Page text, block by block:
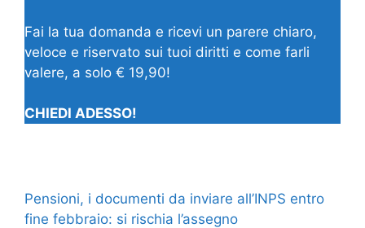
Fai la tua domanda e ricevi un parere chiaro,
veloce e riservato sui tuoi diritti e come farli
valere, a solo € 19,90!
CHIEDI ADESSO!
Pensioni, i documenti da inviare all’INPS entro
fine febbraio: si rischia l’assegno